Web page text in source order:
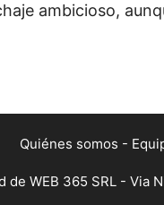
ambicioso,
Quiénes somos -
WEB 365 SRL - Via